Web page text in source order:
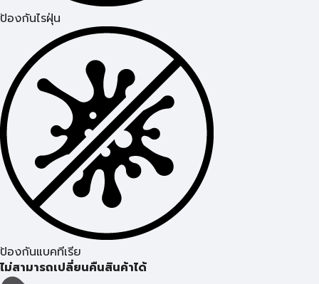
ป้องกันไรฝุ่น
ป้องกันแบคทีเรีย
ไม่สามารถเปลี่ยนคืนสินค้าได้